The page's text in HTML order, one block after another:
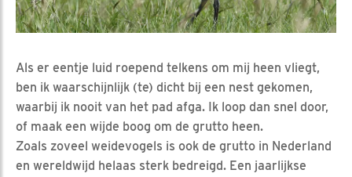
Als er eentje luid roepend telkens om mij heen vliegt,
ben ik waarschijnlijk (te) dicht bij een nest gekomen,
waarbij ik nooit van het pad afga. Ik loop dan snel door,
of maak een wijde boog om de grutto heen.
Zoals zoveel weidevogels is ook de grutto in Nederland
en wereldwijd helaas sterk bedreigd. Een jaarlijkse